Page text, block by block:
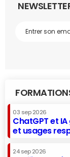
03 sep 2026
ChatGPT et
et usages
24 sep 2026